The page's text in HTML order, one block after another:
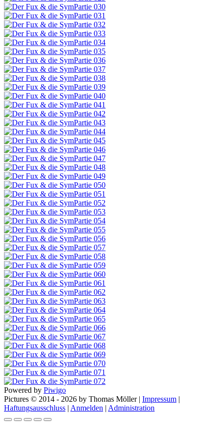
Powered by Piwigo
Pictures © 2014 - 2026 by Thomas Möller | Impressum |
Haftungsausschluss | Anmelden | Administration